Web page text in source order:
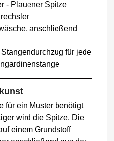
- Plauener Spitze
anschließend
für jede
für ein Muster benötigt
wird die Spitze. Die
einem Grundstoff